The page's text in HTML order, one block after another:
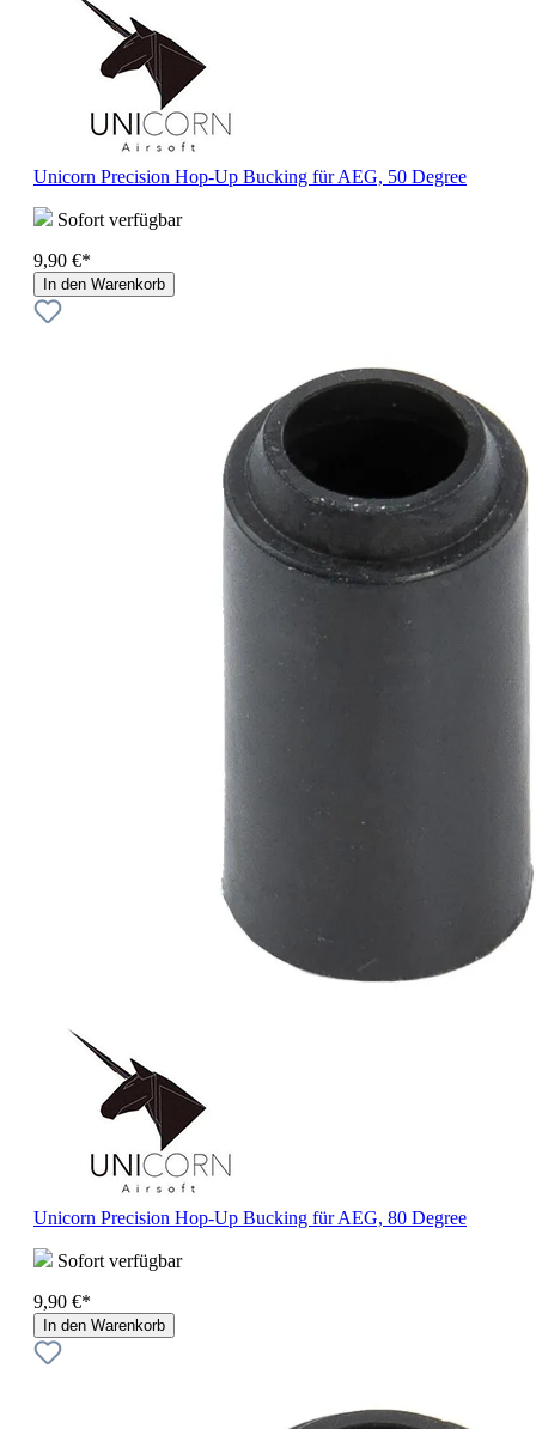
Unicorn Precision Hop-Up Bucking für AEG, 50 Degree
Sofort verfügbar
9,90 €*
In den Warenkorb
Unicorn Precision Hop-Up Bucking für AEG, 80 Degree
Sofort verfügbar
9,90 €*
In den Warenkorb